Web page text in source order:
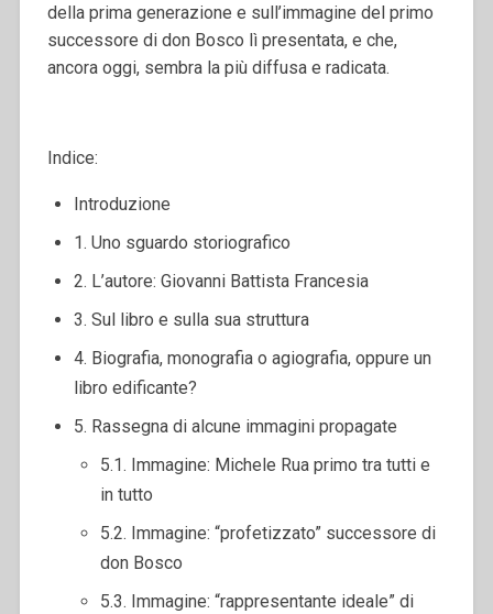
della prima generazione e sull’immagine del primo
successore di don Bosco lì presentata, e che,
ancora oggi, sembra la più diffusa e radicata.
Indice:
Introduzione
1. Uno sguardo storiografico
2. L’autore: Giovanni Battista Francesia
3. Sul libro e sulla sua struttura
4. Biografia, monografia o agiografia, oppure un
libro edificante?
5. Rassegna di alcune immagini propagate
5.1. Immagine: Michele Rua primo tra tutti e
in tutto
5.2. Immagine: “profetizzato” successore di
don Bosco
5.3. Immagine: “rappresentante ideale” di